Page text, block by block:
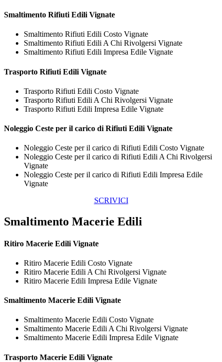
Smaltimento Rifiuti Edili Vignate
Smaltimento Rifiuti Edili Costo Vignate
Smaltimento Rifiuti Edili A Chi Rivolgersi Vignate
Smaltimento Rifiuti Edili Impresa Edile Vignate
Trasporto Rifiuti Edili Vignate
Trasporto Rifiuti Edili Costo Vignate
Trasporto Rifiuti Edili A Chi Rivolgersi Vignate
Trasporto Rifiuti Edili Impresa Edile Vignate
Noleggio Ceste per il carico di Rifiuti Edili Vignate
Noleggio Ceste per il carico di Rifiuti Edili Costo Vignate
Noleggio Ceste per il carico di Rifiuti Edili A Chi Rivolgersi
Vignate
Noleggio Ceste per il carico di Rifiuti Edili Impresa Edile
Vignate
SCRIVICI
Smaltimento Macerie Edili
Ritiro Macerie Edili Vignate
Ritiro Macerie Edili Costo Vignate
Ritiro Macerie Edili A Chi Rivolgersi Vignate
Ritiro Macerie Edili Impresa Edile Vignate
Smaltimento Macerie Edili Vignate
Smaltimento Macerie Edili Costo Vignate
Smaltimento Macerie Edili A Chi Rivolgersi Vignate
Smaltimento Macerie Edili Impresa Edile Vignate
Trasporto Macerie Edili Vignate